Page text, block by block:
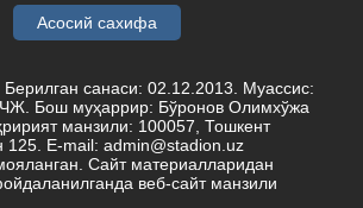
Асосий сахифа
санаси: 02.12.2013. Муассис:
Бош муҳаррир: Бўронов Олимхўжа
манзили: 100057, Тошкент
E-mail: admin@stadion.uz
Сайт материалларидан
веб-сайт манзили